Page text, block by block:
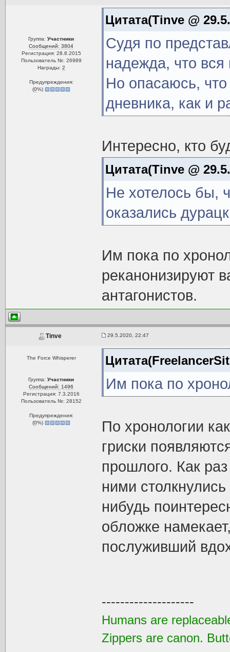
Группа:Участники
Сообщений: 3804
Регистрация: 28.8.2015
Пользователь №: 26989
Награды: 2
Предупреждения:
(0%)
Цитата(Tinve @
Судя по
надежда, что вся
Но опасаюсь, что
дневника, как и
Интересно, кто
Цитата(Tinve @
Не хотелось бы,
оказались
Им пока по
реканонизируют
антагонистов.
Tinve 29.5.2020, 22:47
The Force Whisperer
Группа:Участники
Сообщений: 1496
Регистрация: 7.3.2016
Пользователь №: 28152
Предупреждения:
(0%)
Им пока по
По хронологии
гриски
прошлого. Как
ними
нибудь
обложке
послуживший
--------------------
Humans are
Zippers are canon.